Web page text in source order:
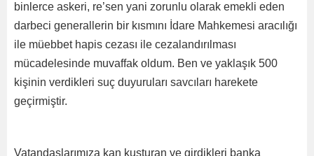
binlerce askeri, re’sen yani zorunlu olarak emekli eden
darbeci generallerin bir kısmını İdare Mahkemesi aracılığı
ile müebbet hapis cezası ile cezalandırılması
mücadelesinde muvaffak oldum. Ben ve yaklaşık 500
kişinin verdikleri suç duyuruları savcıları harekete
geçirmiştir.
Vatandaşlarımıza kan kusturan ve girdikleri banka